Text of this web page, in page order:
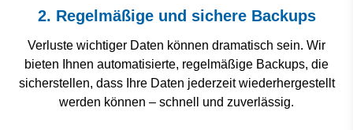
2. Regelmäßige und sichere Backups
Verluste wichtiger Daten können dramatisch sein. Wir
bieten Ihnen automatisierte, regelmäßige Backups, die
sicherstellen, dass Ihre Daten jederzeit wiederhergestellt
werden können – schnell und zuverlässig.